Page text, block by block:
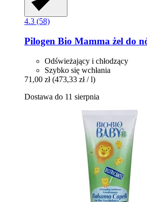
4.3 (58)
Pilogen Bio Mamma żel do
Odświeżający i chłodzący
Szybko się wchłania
71,00 zł (473,33 zł / l)
Dostawa do 11 sierpnia